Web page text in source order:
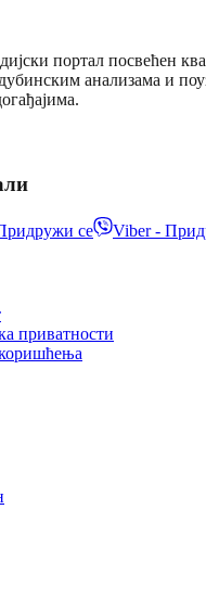
портал посвећен
анализама и
се Viber -
приватности